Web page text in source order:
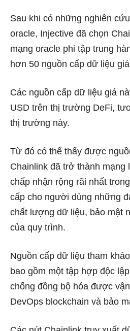
Sau khi có những nghiên
oracle, Injective đã chọn
mạng oracle phi tập trung
hơn 50 nguồn cấp dữ liệu
Các nguồn cấp dữ liệu giá
USD trên thị trường DeFi,
thị trường này.
Từ đó có thể thấy được
Chainlink đã trở thành
chấp nhận rộng rãi nhất
cấp cho người dùng những
chất lượng dữ liệu, bảo mật
của quy trình.
Nguồn cấp dữ liệu tham
bao gồm một tập hợp độc
chống đồng bộ hóa được
DevOps blockchain và bảo